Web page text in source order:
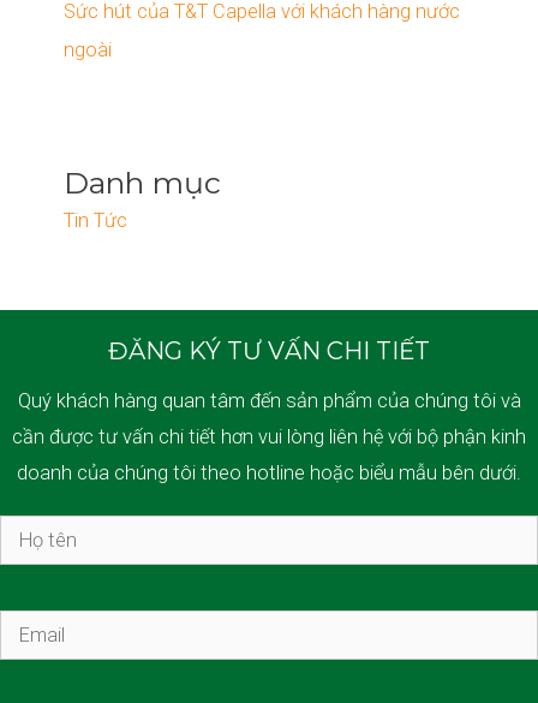
Sức hút của T&T Capella với khách hàng nước
ngoài
Danh mục
Tin Tức
ĐĂNG KÝ TƯ VẤN CHI TIẾT
Quý khách hàng quan tâm đến sản phẩm của chúng tôi và
cần được tư vấn chi tiết hơn vui lòng liên hệ với bộ phận kinh
doanh của chúng tôi theo hotline hoặc biểu mẫu bên dưới.